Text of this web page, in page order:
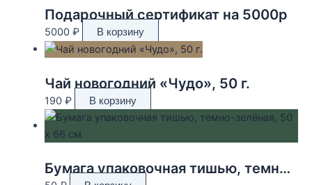
Подарочный сертификат на 5000р
5000 ₽ В корзину
Чай новогодний «Чудо», 50 г.
190 ₽ В корзину
Бумага упаковочная тишью, темно-зелёная, 50 х 66 см